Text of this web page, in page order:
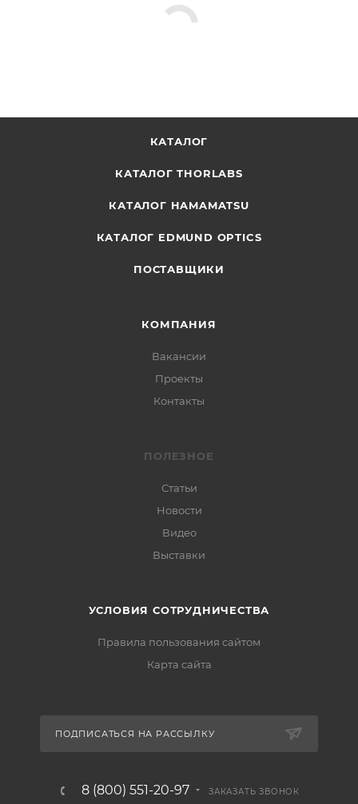
КАТАЛОГ
КАТАЛОГ THORLABS
КАТАЛОГ HAMAMATSU
КАТАЛОГ EDMUND OPTICS
ПОСТАВЩИКИ
КОМПАНИЯ
Вакансии
Проекты
Контакты
ПОЛЕЗНОЕ
Статьи
Новости
Видео
Выставки
УСЛОВИЯ СОТРУДНИЧЕСТВА
Правила пользования сайтом
Карта сайта
ПОДПИСАТЬСЯ НА РАССЫЛКУ
8 (800) 551-20-97 ЗАКАЗАТЬ ЗВОНОК